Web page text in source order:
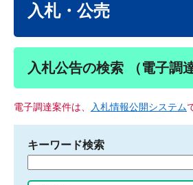
入札・公売
入札公告の検索 （電子調
電子調達案件は、 入札情報公開システム
キーワード検索